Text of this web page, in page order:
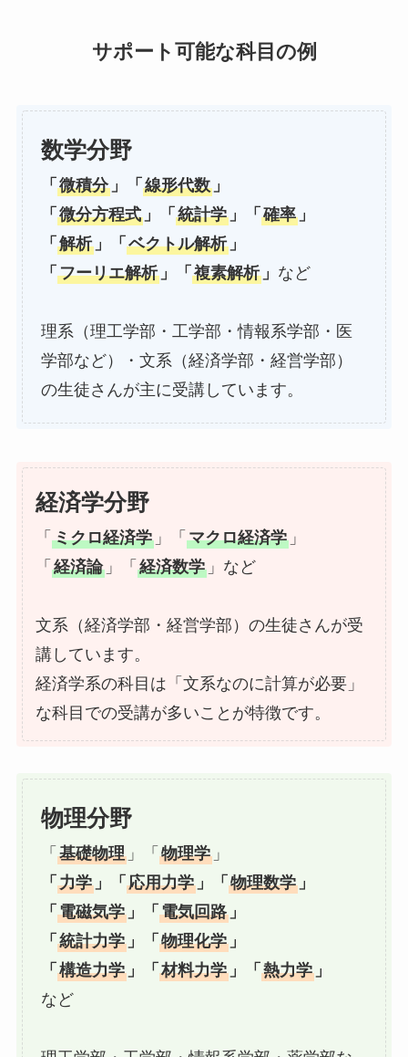
サポート可能な科目の例
数学分野
「 微積分」「 線形代数」
「 微分方程式」「 統計学」「 確率」
「 解析」「 ベクトル解析」
「 フーリエ解析」「 複素解析」 など
理系（理工学部・工学部・情報系学部・医
学部など）・文系（経済学部・経営学部）
の生徒さんが主に受講しています。
経済学分野
「ミクロ経済学 」「マクロ経済学 」
「経済論 」「経済数学 」など
文系（経済学部・経営学部）の生徒さんが受
講しています。
経済学系の科目は「文系なのに計算が必要」
な科目での受講が多いことが特徴です。
物理分野
「 基礎物理」「 物理学」
「 力学」「 応用力学」 「 物理数学」
「 電磁気学」「 電気回路」
「 統計力学」「 物理化学」
「 構造力学」「 材料力学」「 熱力学」
など